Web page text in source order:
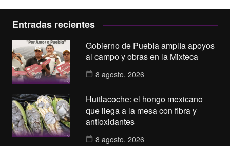
Entradas recientes
Gobierno de Puebla amplía apoyos
al campo y obras en la Mixteca
8 agosto, 2026
Huitlacoche: el hongo mexicano
que llega a la mesa con fibra y
antioxidantes
8 agosto, 2026